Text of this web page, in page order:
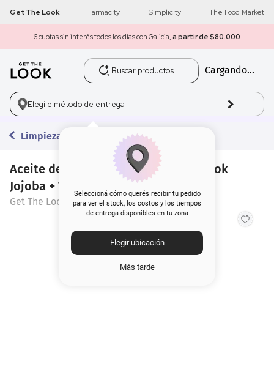
Get The Look Farmacity Simplicity The Food Market
6 cuotas sin interés todos los días con Galicia, a partir de $80.000
Buscar productos
Cargando...
Elegí elmétodo de entrega
Seleccioná cómo querés recibir tu pedido
para ver el stock, los costos y los tiempos
de entrega disponibles en tu zona
Elegir ubicación
Más tarde
Limpieza
Aceite de Limpieza Facial Get The Look
Jojoba + Vitamina E x 125 ml
Get The Look
1 get the look
2 máscara pestañas
3.
5. corrector